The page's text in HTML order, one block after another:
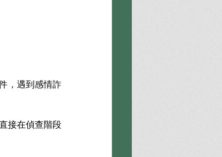
，遇到感情詐
接在偵查階段